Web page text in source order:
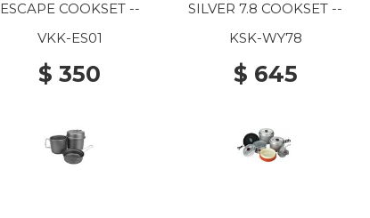
ESCAPE COOKSET --
VKK-ES01
$ 350
SILVER 7.8 COOKSET --
KSK-WY78
$ 645